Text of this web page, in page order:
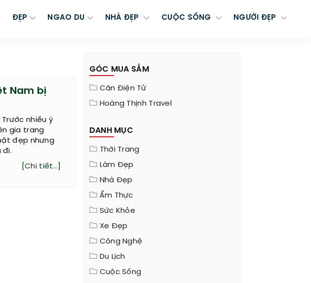
ĐẸP NGAO DU NHÀ ĐẸP CUỘC SỐNG NGƯỜI ĐẸP
Nam bị
nhiều ý
gia trang
đẹp nhưng
đi.
[Chi tiết...]
GÓC MUA SẮM
Cân Điện Tử
Hoàng Thịnh Travel
DANH MỤC
Thời Trang
Làm Đẹp
Nhà Đẹp
Ẩm Thực
Sức Khỏe
Xe Đẹp
Công Nghệ
Du Lịch
Cuộc Sống